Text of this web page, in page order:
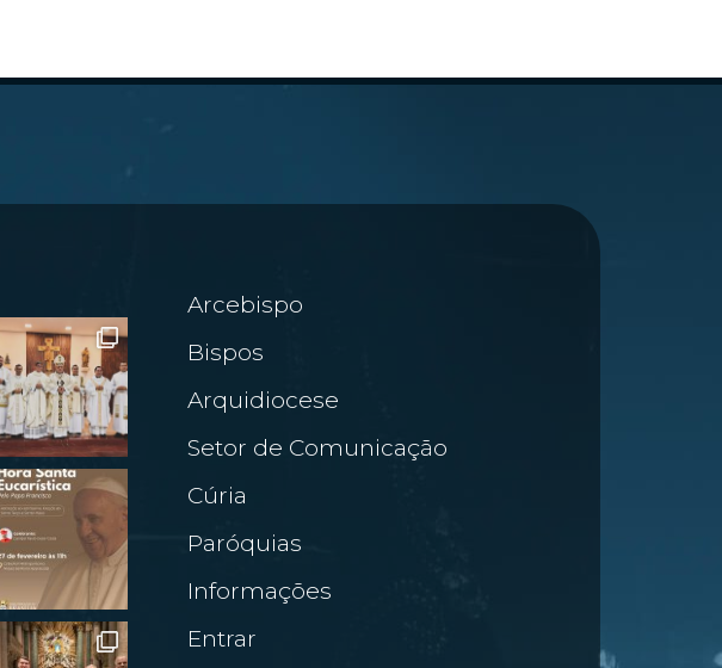
Arcebispo
Bispos
Arquidiocese
Setor de Comunicação
Cúria
Paróquias
Informações
Entrar